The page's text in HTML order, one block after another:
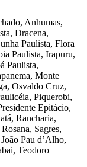
Anhumas,
Dracena,
Paulista, Flora
Paulista, Irapuru,
Paulista,
Monte
Osvaldo Cruz,
Piquerobi,
Epitácio,
Rancharia,
Sagres,
Pau d’Alho,
Teodoro